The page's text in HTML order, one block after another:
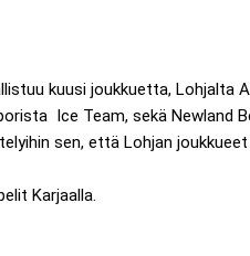
kuusi joukkuetta, Lohjalta
Ice Team, sekä Newland
sen, että Lohjan
Karjaalla.